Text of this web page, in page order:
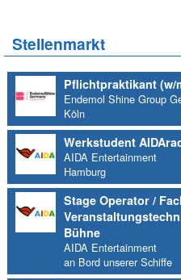
Stellenmarkt
Pflichtpraktikant (w/
Endemol Shine Group
Köln
Werkstudent
AIDA Entertainment
Hamburg
Stage Operator /
Bühne
AIDA Entertainment
an Bord unserer Schiffe